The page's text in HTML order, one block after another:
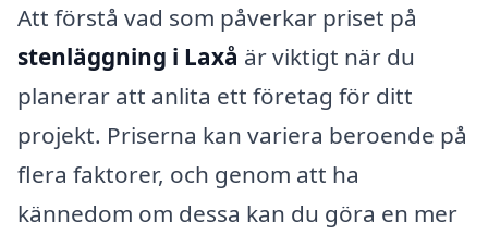
Att förstå vad som påverkar priset på
stenläggning i Laxå är viktigt när du
planerar att anlita ett företag för ditt
projekt. Priserna kan variera beroende på
flera faktorer, och genom att ha
kännedom om dessa kan du göra en mer